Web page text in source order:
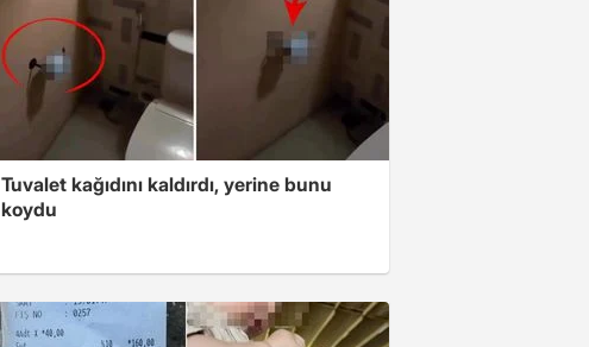
Tuvalet kağıdını kaldırdı, yerine bunu
koydu